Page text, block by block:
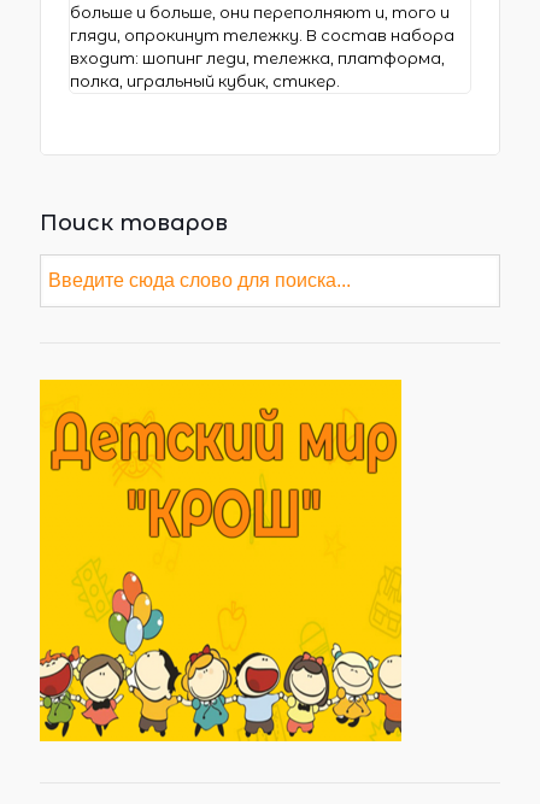
больше и больше, они переполняют и, того и
гляди, опрокинут тележку. В состав набора
входит: шопинг леди, тележка, платформа,
полка, игральный кубик, стикер.
Поиск товаров